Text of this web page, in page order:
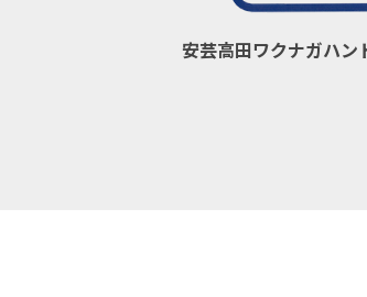
安芸高田ワクナガハン